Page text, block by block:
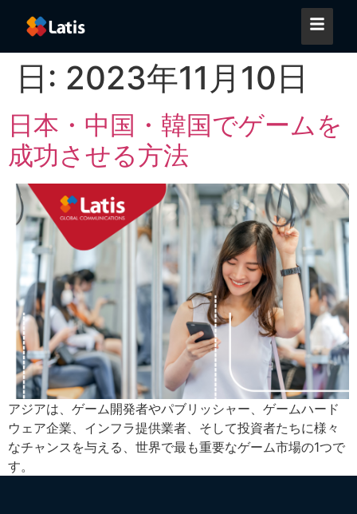
日: 2023年11月10日
日本・中国・韓国でゲームを
成功させる方法
アジアは、ゲーム開発者やパブリッシャー、ゲームハード
ウェア企業、インフラ提供業者、そして投資者たちに様々
なチャンスを与える、世界で最も重要なゲーム市場の1つで
す。